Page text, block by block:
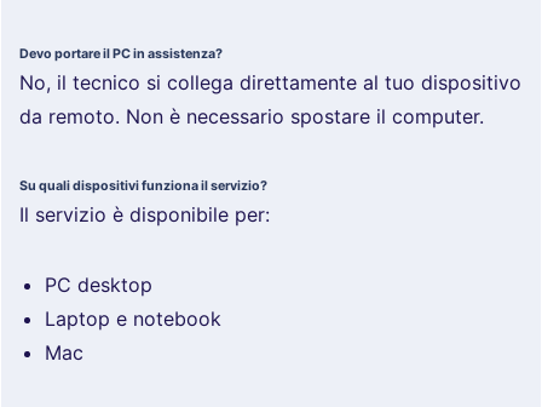
Devo portare il PC in assistenza?
No, il tecnico si collega direttamente al tuo dispositivo
da remoto. Non è necessario spostare il computer.
Su quali dispositivi funziona il servizio?
Il servizio è disponibile per:
PC desktop
Laptop e notebook
Mac